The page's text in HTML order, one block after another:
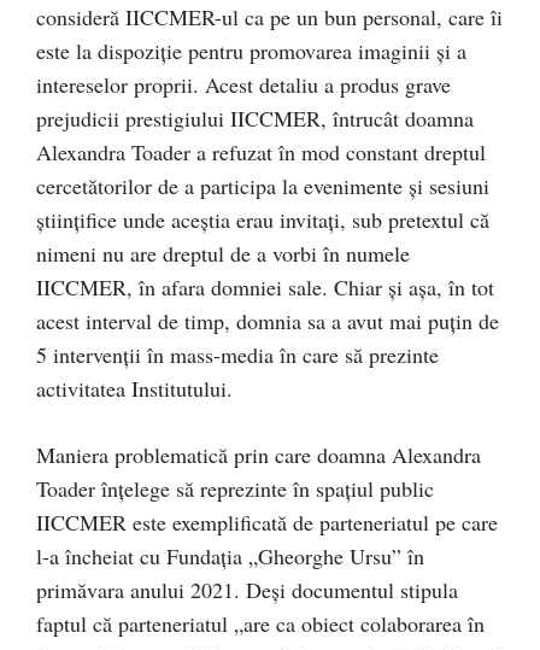
consideră IICCMER-ul ca pe un bun personal, care îi
este la dispoziție pentru promovarea imaginii și a
intereselor proprii. Acest detaliu a produs grave
prejudicii prestigiului IICCMER, întrucât doamna
Alexandra Toader a refuzat în mod constant dreptul
cercetătorilor de a participa la evenimente și sesiuni
științifice unde aceștia erau invitați, sub pretextul că
nimeni nu are dreptul de a vorbi în numele
IICCMER, în afara domniei sale. Chiar și așa, în tot
acest interval de timp, domnia sa a avut mai puțin de
5 intervenții în mass-media în care să prezinte
activitatea Institutului.
Maniera problematică prin care doamna Alexandra
Toader înțelege să reprezinte în spațiul public
IICCMER este exemplificată de parteneriatul pe care
l-a încheiat cu Fundația „Gheorghe Ursu” în
primăvara anului 2021. Deși documentul stipula
faptul că parteneriatul „are ca obiect colaborarea în